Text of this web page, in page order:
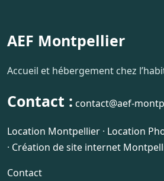
AEF Montpellier
Accueil et hébergement chez
Contact : contact@aef-
Location Montpellier · Location
· Création de site internet
Contact